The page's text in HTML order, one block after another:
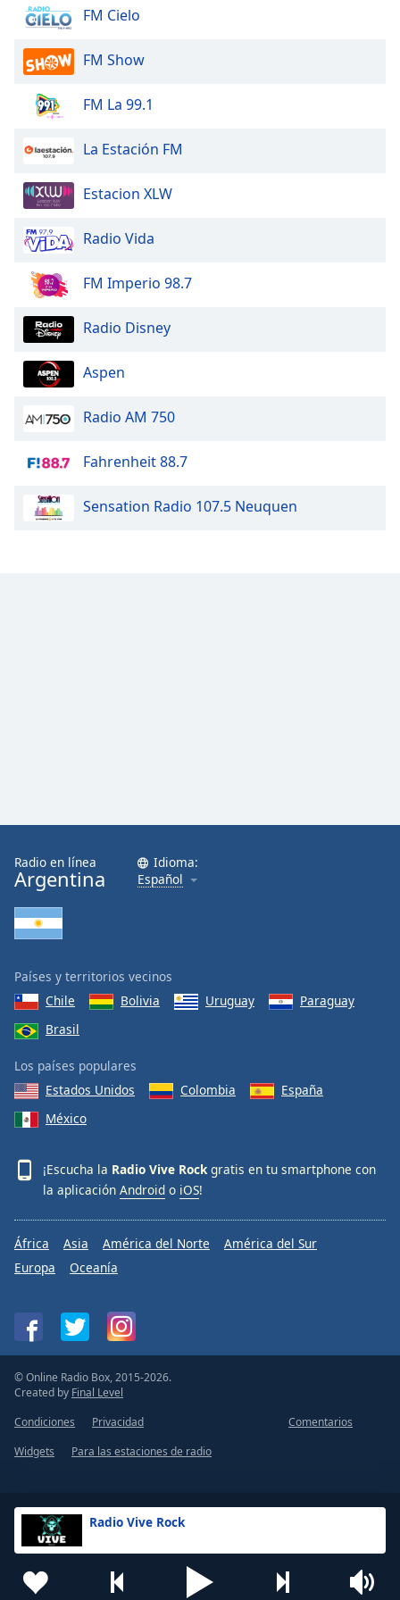
dialog
window.
Escape
cancel
close
window.
Text
Color
Opacity
Text
Background
Color
Caption
Reset
Done
Close
Modal
End
dialog
window.
Radio Vive Rock
FM Cielo
FM Show
FM La 99.1
La Estación FM
Estacion XLW
Radio Vida
FM Imperio 98.7
Radio Disney
Aspen
Radio AM 750
Fahrenheit 88.7
Sensation Radio 107.5 Neuquen
Radio en línea
Argentina
Idioma:
Español
Países y territorios vecinos
Chile
Bolivia Uruguay
Paraguay
Brasil
Los países populares
Estados Unidos
Colombia
España
México
¡Escucha la Radio Vive Rockgratis en tu smartphone con
la aplicación Android o iOS!
África Asia América del Norte
América del Sur
Europa
Oceanía
© Online Radio Box, 2015-2026.
Created by Final Level
Condiciones
Privacidad
Comentarios
Widgets
Para las estaciones de radio